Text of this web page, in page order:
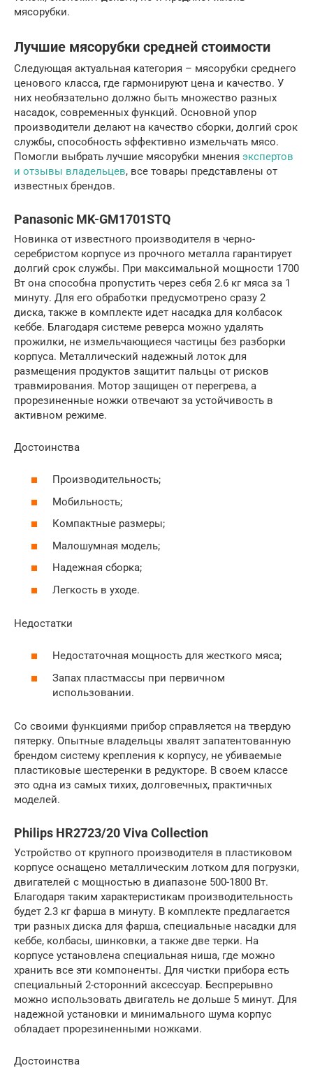
мясорубки.
Лучшие мясорубки средней стоимости
Следующая актуальная категория – мясорубки среднего
ценового класса, где гармонируют цена и качество. У
них необязательно должно быть множество разных
насадок, современных функций. Основной упор
производители делают на качество сборки, долгий срок
службы, способность эффективно измельчать мясо.
Помогли выбрать лучшие мясорубки мнения экспертов
и отзывы владельцев, все товары представлены от
известных брендов.
Panasonic MK-GM1701STQ
Новинка от известного производителя в черно-
серебристом корпусе из прочного металла гарантирует
долгий срок службы. При максимальной мощности 1700
Вт она способна пропустить через себя 2.6 кг мяса за 1
минуту. Для его обработки предусмотрено сразу 2
диска, также в комплекте идет насадка для колбасок
кеббе. Благодаря системе реверса можно удалять
прожилки, не измельчающиеся частицы без разборки
корпуса. Металлический надежный лоток для
размещения продуктов защитит пальцы от рисков
травмирования. Мотор защищен от перегрева, а
прорезиненные ножки отвечают за устойчивость в
активном режиме.
Достоинства
Производительность;
Мобильность;
Компактные размеры;
Малошумная модель;
Надежная сборка;
Легкость в уходе.
Недостатки
Недостаточная мощность для жесткого мяса;
Запах пластмассы при первичном
использовании.
Со своими функциями прибор справляется на твердую
пятерку. Опытные владельцы хвалят запатентованную
брендом систему крепления к корпусу, не убиваемые
пластиковые шестеренки в редукторе. В своем классе
это одна из самых тихих, долговечных, практичных
моделей.
Philips HR2723/20 Viva Collection
Устройство от крупного производителя в пластиковом
корпусе оснащено металлическим лотком для погрузки,
двигателей с мощностью в диапазоне 500-1800 Вт.
Благодаря таким характеристикам производительность
будет 2.3 кг фарша в минуту. В комплекте предлагается
три разных диска для фарша, специальные насадки для
кеббе, колбасы, шинковки, а также две терки. На
корпусе установлена специальная ниша, где можно
хранить все эти компоненты. Для чистки прибора есть
специальный 2-сторонний аксессуар. Беспрерывно
можно использовать двигатель не дольше 5 минут. Для
надежной установки и минимального шума корпус
обладает прорезиненными ножками.
Достоинства